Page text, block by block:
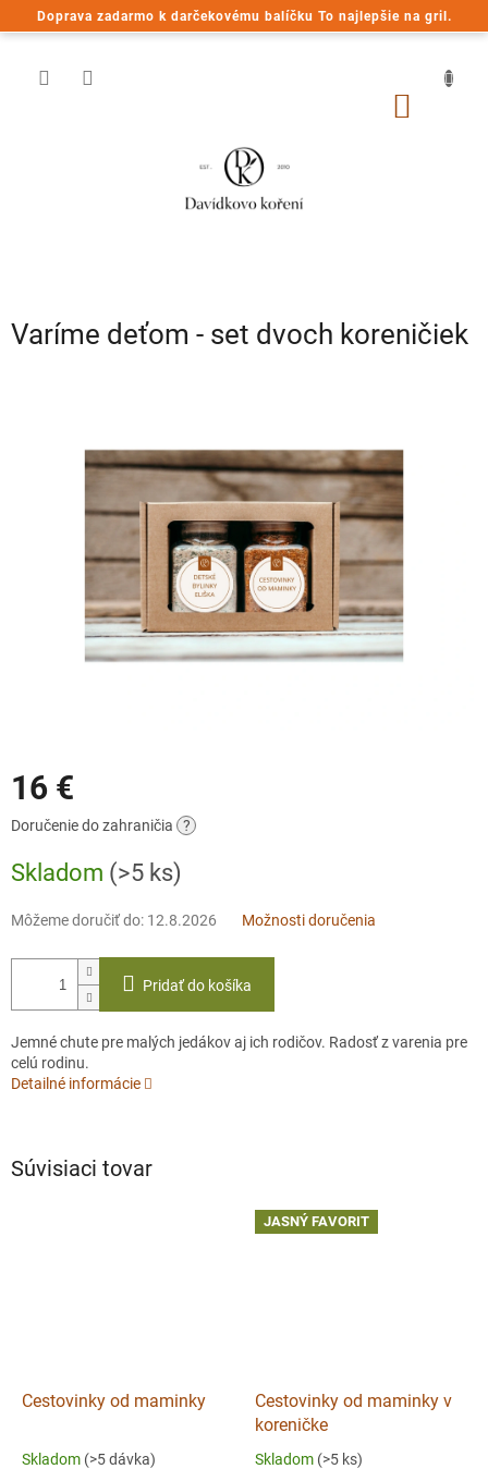
Doprava zadarmo k darčekovému balíčku To najlepšie na gril.
Prejsť
na
Varíme deťom - set dvoch koreničiek
16 €
Jednotková
Doručenie do zahraničia ?
Skladom (>5 ks)
Môžeme doručiť do: 12.8.2026 Možnosti doručenia
Pridať do košíka
Jemné chute pre malých jedákov aj ich rodičov. Radosť z varenia pre
celú rodinu.
Detailné informácie
Súvisiaci tovar
Cestovinky od maminky
Skladom (>5 dávka)
JASNÝ FAVORIT
Cestovinky od maminky v
koreničke
Skladom (>5 ks)